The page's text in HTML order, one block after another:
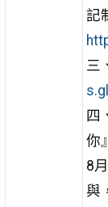
記
三
四
你
8
與